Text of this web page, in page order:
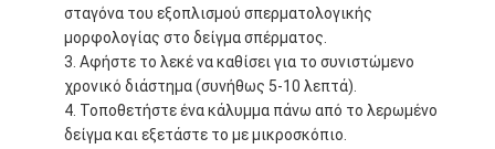
σταγόνα του εξοπλισμού σπερματολογικής
μορφολογίας στο δείγμα σπέρματος.
Αφήστε το λεκέ να καθίσει για το συνιστώμενο
χρονικό διάστημα (συνήθως 5-10 λεπτά).
Τοποθετήστε ένα κάλυμμα πάνω από το λερωμένο
δείγμα και εξετάστε το με μικροσκόπιο.